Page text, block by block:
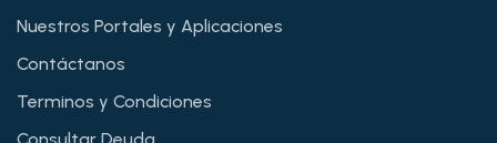
Nuestros Portales y Aplicaciones
Contáctanos
Terminos y Condiciones